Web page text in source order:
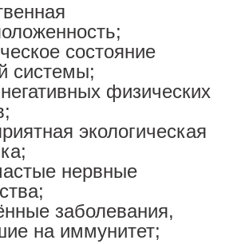
состояние
системы;
физических
экологическая
нервные
заболевания,
на иммунитет;